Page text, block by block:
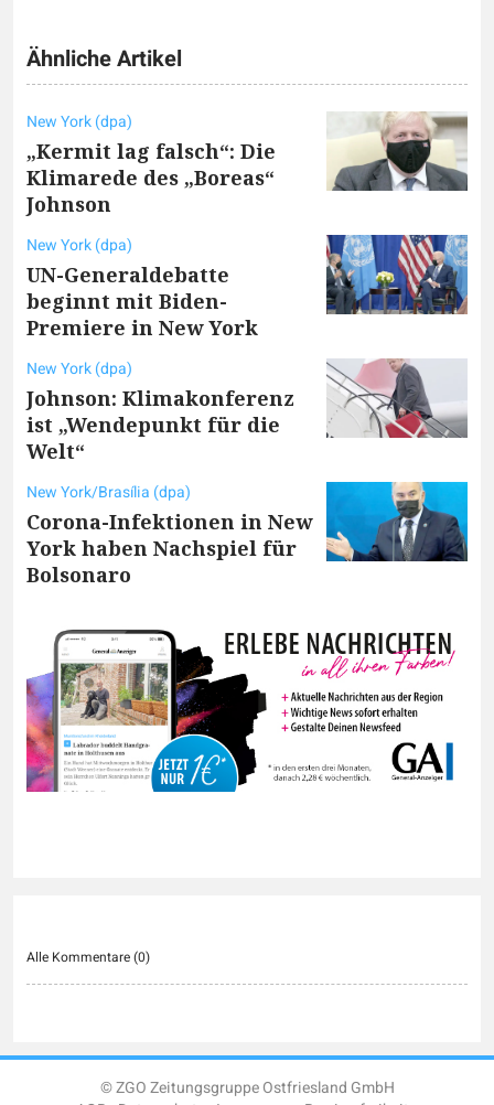
Ähnliche Artikel
New York (dpa)
„Kermit lag falsch“: Die
Klimarede des „Boreas“
Johnson
New York (dpa)
UN-Generaldebatte
beginnt mit Biden-
Premiere in New York
New York (dpa)
Johnson: Klimakonferenz
ist „Wendepunkt für die
Welt“
New York/Brasília (dpa)
Corona-Infektionen in New
York haben Nachspiel für
Bolsonaro
Alle Kommentare (0)
© ZGO Zeitungsgruppe Ostfriesland GmbH